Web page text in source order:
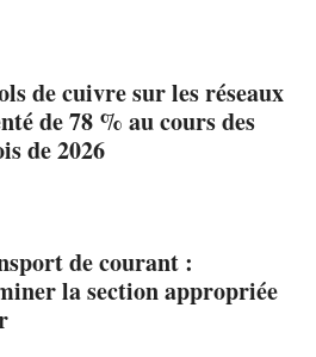
de cuivre sur les réseaux
de 78 % au cours des
de 2026
de courant :
la section appropriée